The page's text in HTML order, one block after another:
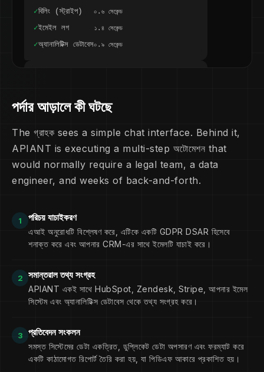
✓বিলিং (স্ট্রাইপ) ০.৬ সেকেন্ড
✓ইমেইল লগ ১.৪ সেকেন্ড
✓অ্যানালিটিক্স ডেটাবেস০.৯ সেকেন্ড
গেছে তার একটি সারসংক্ষেপ নিচে দেওয়া হলো:
যোগাযোগের রেকর্ড
হাবস্পট
সহায়তা tickets
৩টি টিকিট
অর্থপ্রদানের ইতিহাস১২টি চালান
ইমেইল যোগাযোগ৪৭টি ইমেইল
রিপোর্ট পাঠানো হয়েছে। আপনি ডেটা মুছে ফেলার অনুরোধও করতে
পারেন। আপনি কি এগিয়ে যেতে চান?
জিডিপিআর সহকারী
সংরক্ষণ নীতি অনুযায়ী, ৭২ ঘণ্টার মধ্যে আপনার ডেটা সমস্ত
সিস্টেম থেকে মুছে ফেলা হবে। প্রক্রিয়াটি সম্পন্ন হলে আপনি
jane.doe@example.com-এ একটি নিশ্চিতকরণ
পর্দার আড়ালে কী ঘটছে
The গ্রাহক sees a simple chat interface. Behind it,
APIANT is executing a multi-step অটোমেশন that
would normally require a legal team, a data
engineer, and weeks of back-and-forth.
1 পরিচয় যাচাইকরণ
এআই অনুরোধটি বিশ্লেষণ করে, এটিকে একটি GDPR DSAR হিসেবে
শনাক্ত করে এবং আপনার CRM-এর সাথে ইমেলটি যাচাই করে।
2 সমান্তরাল তথ্য সংগ্রহ
APIANT একই সাথে HubSpot, Zendesk, Stripe, আপনার ইমেল
সিস্টেম এবং অ্যানালিটিক্স ডেটাবেস থেকে তথ্য সংগ্রহ করে।
3 প্রতিবেদন সংকলন
সমস্ত সিস্টেমের ডেটা একত্রিত, ডুপ্লিকেট ডেটা অপসারণ এবং ফরম্যাট করে
একটি কাঠামোগত রিপোর্ট তৈরি করা হয়, যা পিডিএফ আকারে প্রকাশিত হয়।